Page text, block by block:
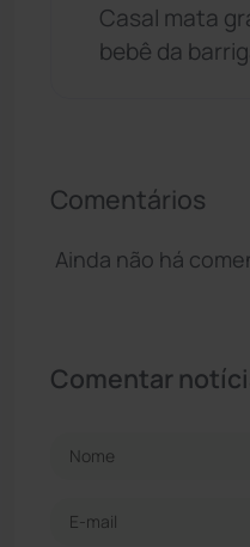
Casal mata
bebê da
Comentários
Ainda não há
Comentar